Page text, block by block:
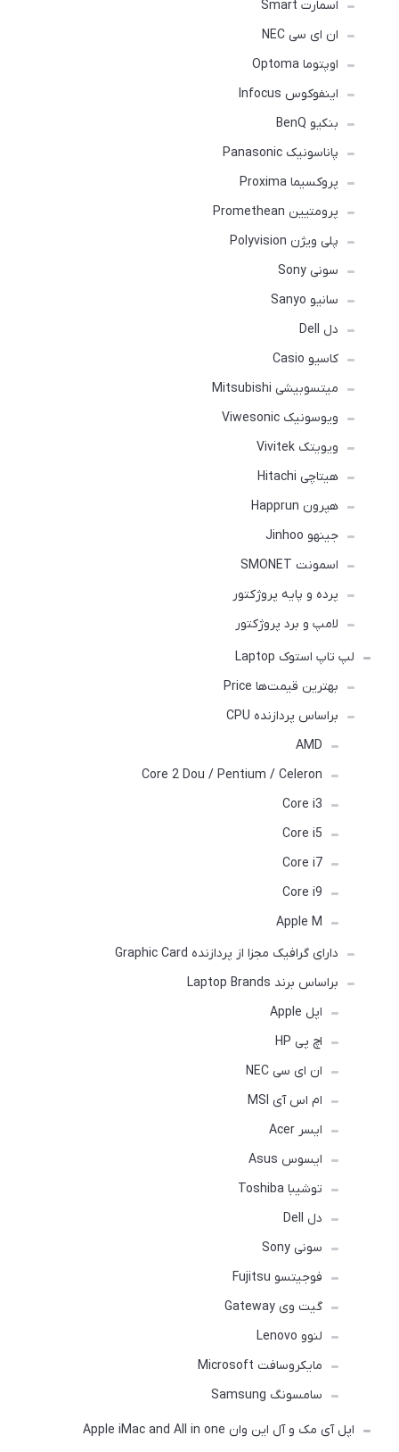
اسمارت Smart
ان ای سی NEC
اوپتوما Optoma
اینفوکوس Infocus
بنکیو BenQ
پاناسونیک Panasonic
پروکسیما Proxima
پرومتیین Promethean
پلی ویژن Polyvision
سونی Sony
سانیو Sanyo
دل Dell
کاسیو Casio
میتسوبیشی Mitsubishi
ویوسونیک Viwesonic
ویویتک Vivitek
هیتاچی Hitachi
هپرون Happrun
جینهو Jinhoo
اسمونت SMONET
پرده و پایه پروژکتور
لامپ و برد پروژکتور
لپ تاپ استوک Laptop
بهترین قیمت‌ها Price
براساس پردازنده CPU
AMD
Core 2 Dou / Pentium / Celeron
Core i3
Core i5
Core i7
Core i9
Apple M
دارای گرافیک مجزا از پردازنده Graphic Card
براساس برند Laptop Brands
اپل Apple
اچ پی HP
ان ای سی NEC
ام اس آی MSI
ایسر Acer
ایسوس Asus
توشیبا Toshiba
دل Dell
سونی Sony
فوجیتسو Fujitsu
گیت وی Gateway
لنوو Lenovo
مایکروسافت Microsoft
سامسونگ Samsung
اپل آی مک و آل این وان Apple iMac and All in one